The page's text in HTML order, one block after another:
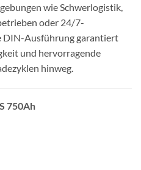
wie Schwerlogistik,
oder 24/7-
DIN-Ausführung garantiert
und hervorragende
hinweg.
750Ah